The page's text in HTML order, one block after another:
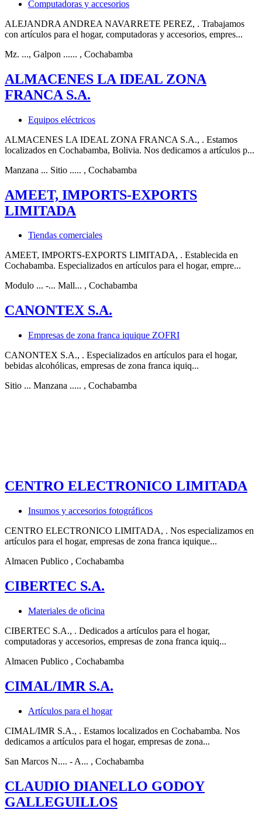
Computadoras y accesorios
ALEJANDRA ANDREA NAVARRETE PEREZ, . Trabajamos
con artículos para el hogar, computadoras y accesorios, empres...
Mz. ..., Galpon ...... , Cochabamba
ALMACENES LA IDEAL ZONA
FRANCA S.A.
Equipos eléctricos
ALMACENES LA IDEAL ZONA FRANCA S.A., . Estamos
localizados en Cochabamba, Bolivia. Nos dedicamos a artículos p...
Manzana ... Sitio ..... , Cochabamba
AMEET, IMPORTS-EXPORTS
LIMITADA
Tiendas comerciales
AMEET, IMPORTS-EXPORTS LIMITADA, . Establecida en
Cochabamba. Especializados en artículos para el hogar, empre...
Modulo ... -... Mall... , Cochabamba
CANONTEX S.A.
Empresas de zona franca iquique ZOFRI
CANONTEX S.A., . Especializados en artículos para el hogar,
bebidas alcohólicas, empresas de zona franca iquiq...
Sitio ... Manzana ..... , Cochabamba
CENTRO ELECTRONICO LIMITADA
Insumos y accesorios fotográficos
CENTRO ELECTRONICO LIMITADA, . Nos especializamos en
artículos para el hogar, empresas de zona franca iquique...
Almacen Publico , Cochabamba
CIBERTEC S.A.
Materiales de oficina
CIBERTEC S.A., . Dedicados a artículos para el hogar,
computadoras y accesorios, empresas de zona franca iquiq...
Almacen Publico , Cochabamba
CIMAL/IMR S.A.
Artículos para el hogar
CIMAL/IMR S.A., . Estamos localizados en Cochabamba. Nos
dedicamos a artículos para el hogar, empresas de zona...
San Marcos N.... - A... , Cochabamba
CLAUDIO DIANELLO GODOY
GALLEGUILLOS